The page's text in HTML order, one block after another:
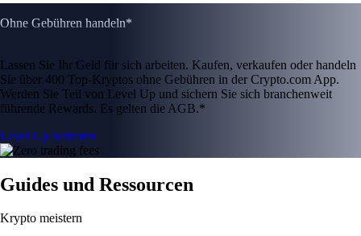
Ohne Gebühren handeln*
Lassen Sie Ihr Geld für sich arbeiten. Kaufen, verkaufen oder handeln
Sie über 400 Top-Kryptos ohne Gebühren in der Crypto.com App.
Werden Sie Teil von Level Up und sichern Sie sich branchenweit
führende Rewards. Es gelten die AGB.*
Level Up beitreten
Guides und Ressourcen
Krypto meistern